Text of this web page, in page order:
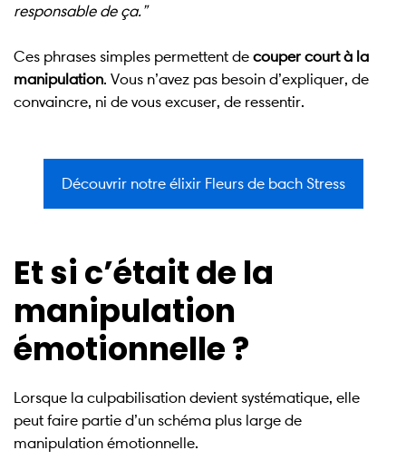
responsable de ça.”
Ces phrases simples permettent de couper court à la
manipulation. Vous n’avez pas besoin d’expliquer, de
convaincre, ni de vous excuser, de ressentir.
Découvrir notre élixir Fleurs de bach Stress
Et si c’était de la
manipulation
émotionnelle ?
Lorsque la culpabilisation devient systématique, elle
peut faire partie d’un schéma plus large de
manipulation émotionnelle.